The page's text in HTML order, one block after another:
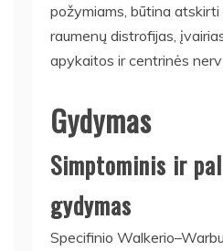
požymiams, būtina
raumenų distrofijas,
apykaitos ir centrinės
Gydymas
Simptominis ir
gydymas
Specifinio